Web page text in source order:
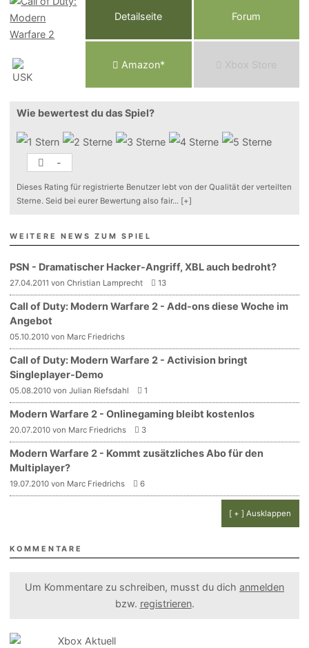
Detailseite Forum
Amazon* Xbox Store
Wie bewertest du das Spiel?
-
Dieses Rating für registrierte Benutzer lebt von der Qualität der verteilten
Sterne. Seid bei eurer Bewertung also fair... [+]
WEITERE NEWS ZUM SPIEL
PSN - Dramatischer Hacker-Angriff, XBL auch bedroht?
27.04.2011 von Christian Lamprecht 13
Call of Duty: Modern Warfare 2 - Add-ons diese Woche im
Angebot
05.10.2010 von Marc Friedrichs
Call of Duty: Modern Warfare 2 - Activision bringt
Singleplayer-Demo
05.08.2010 von Julian Riefsdahl 1
Modern Warfare 2 - Onlinegaming bleibt kostenlos
20.07.2010 von Marc Friedrichs 3
Modern Warfare 2 - Kommt zusätzliches Abo für den
Multiplayer?
19.07.2010 von Marc Friedrichs 6
[ + ] Ausklappen
KOMMENTARE
Um Kommentare zu schreiben, musst du dich anmelden
bzw. registrieren.
Xbox Aktuell